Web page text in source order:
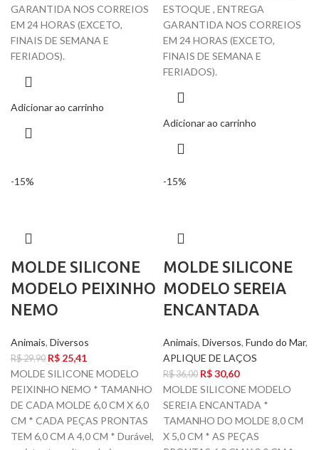
GARANTIDA NOS CORREIOS
EM 24 HORAS (EXCETO,
FINAIS DE SEMANA E
FERIADOS).
Adicionar ao carrinho
ESTOQUE , ENTREGA
GARANTIDA NOS CORREIOS
EM 24 HORAS (EXCETO,
FINAIS DE SEMANA E
FERIADOS).
Adicionar ao carrinho
-15%
MOLDE SILICONE
MODELO PEIXINHO
NEMO
Animais, Diversos
R$29,90 R$ 25,41
MOLDE SILICONE MODELO
PEIXINHO NEMO * TAMANHO
DE CADA MOLDE 6,0 CM X 6,0
CM * CADA PEÇAS PRONTAS
TEM 6,0 CM A 4,0 CM * Durável,
-15%
MOLDE SILICONE
MODELO SEREIA
ENCANTADA
Animais, Diversos, Fundo do Mar,
APLIQUE DE LAÇOS
R$36,00 R$30,60
MOLDE SILICONE MODELO
SEREIA ENCANTADA *
TAMANHO DO MOLDE 8,0 CM
X 5,0 CM * AS PEÇAS